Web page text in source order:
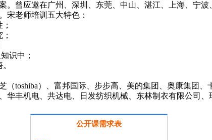
曾应邀在广州、深圳、东莞、中山、湛江、上海、宁
宋老师培训五大特色：
识中；
toshiba）、富邦国际、步步高、美的集团、奥康集团
丰机电、共达电、日发纺织机械、东林制衣有限公司
公开课需求表